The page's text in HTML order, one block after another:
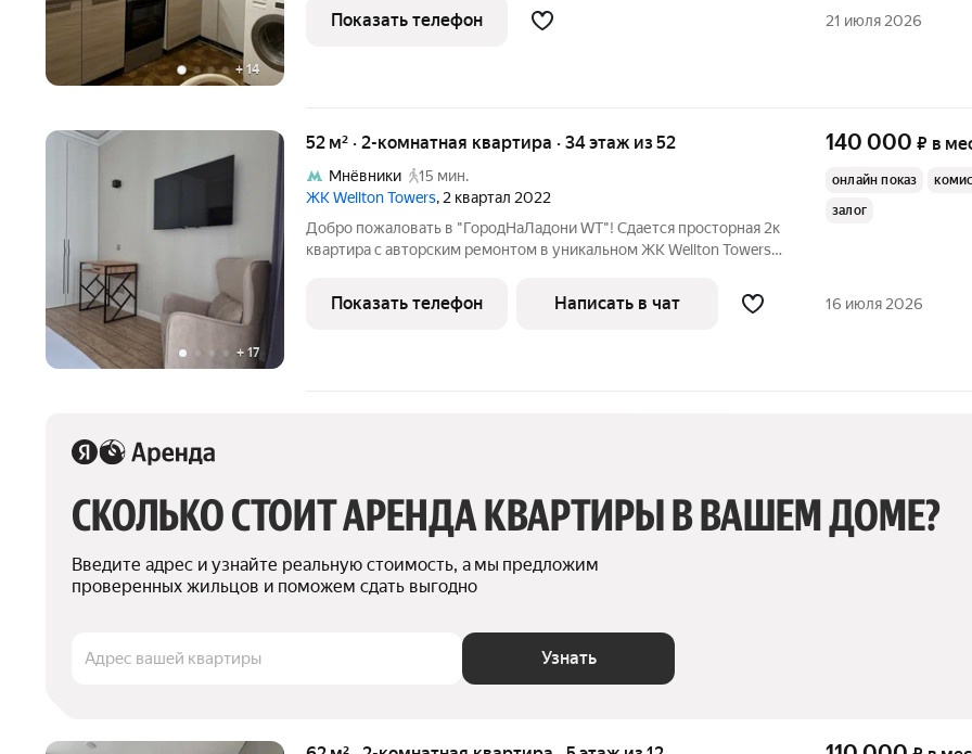
+ 14
просторный балкон. Прекрасный вид из окон - окна выходят на
Москва-сити.
Показать телефон 21 июля 2026
+ 17
52 м² · 2-комнатная квартира · 34 этаж из 52
Мнёвники
15 мин.
ЖК Wellton Towers, 2 квартал 2022
Добро пожаловать в "ГородНаЛадони WT"! Сдается просторная 2к
квартира с авторским ремонтом в уникальном ЖК Wellton Towers с
Такой вид не надоедает он всё время меняется: утром мягкий
свет,
140 000 ₽ в
онлайн показ
залог
Показать телефон Написать в чат 16 июля 2026
СКОЛЬКО СТОИТ АРЕНДА КВАРТИРЫ В ВАШЕМ ДОМЕ?
Введите адрес и узнайте реальную стоимость, а мы предложим
проверенных жильцов и поможем сдать выгодно
Адрес вашей квартиры Узнать